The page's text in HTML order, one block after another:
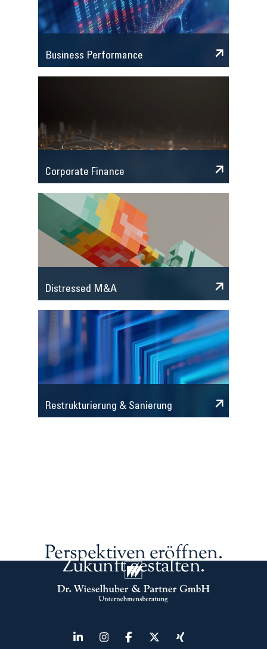
Business Performance
Corporate Finance
Distressed M&A
Restrukturierung & Sanierung
Perspektiven eröffnen.
Zukunft gestalten.